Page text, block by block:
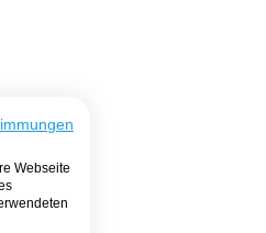
Webseite